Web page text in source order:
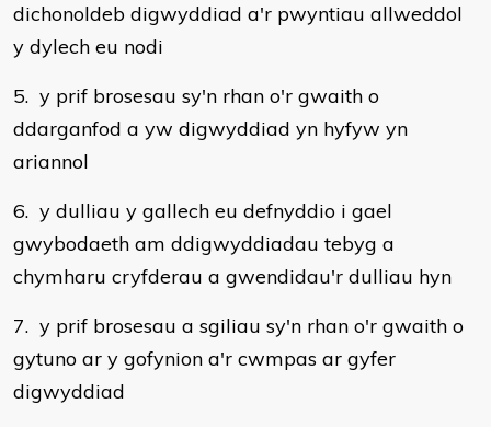
dichonoldeb digwyddiad a'r pwyntiau allweddol
y dylech eu nodi
5. y prif brosesau sy'n rhan o'r gwaith o
ddarganfod a yw digwyddiad yn hyfyw yn
ariannol
6. y dulliau y gallech eu defnyddio i gael
gwybodaeth am ddigwyddiadau tebyg a
chymharu cryfderau a gwendidau'r dulliau hyn
7. y prif brosesau a sgiliau sy'n rhan o'r gwaith o
gytuno ar y gofynion a'r cwmpas ar gyfer
digwyddiad